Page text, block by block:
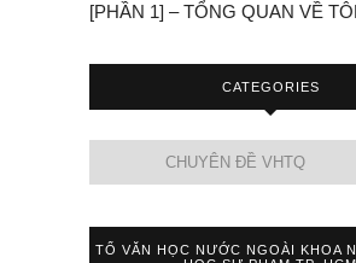
[PHẦN 1] – TỔNG QUAN VỀ
CATEGORIES
TỔ VĂN HỌC NƯỚC NGOÀI KHOA